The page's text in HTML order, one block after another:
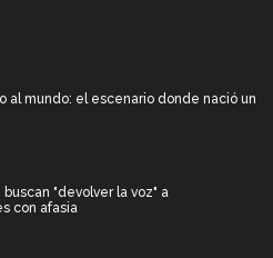
al mundo: el escenario donde nació un
"devolver la voz" a
con afasia